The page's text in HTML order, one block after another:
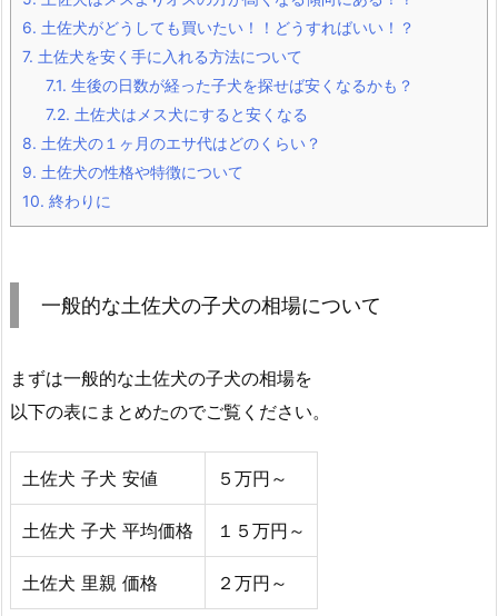
6. 土佐犬がどうしても買いたい！！どうすればいい！？
7. 土佐犬を安く手に入れる方法について
7.1. 生後の日数が経った子犬を探せば安くなるかも？
7.2. 土佐犬はメス犬にすると安くなる
8. 土佐犬の１ヶ月のエサ代はどのくらい？
9. 土佐犬の性格や特徴について
10. 終わりに
一般的な土佐犬の子犬の相場について
まずは一般的な土佐犬の子犬の相場を
以下の表にまとめたのでご覧ください。
土佐犬 子犬 安値 ５万円～
土佐犬 子犬 平均価格 １５万円～
土佐犬 里親 価格 ２万円～